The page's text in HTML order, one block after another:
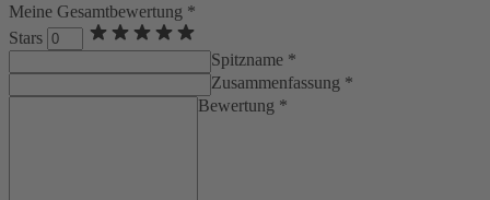
Meine Gesamtbewertung *
Stars
Spitzname *
Zusammenfassung *
Bewertung *